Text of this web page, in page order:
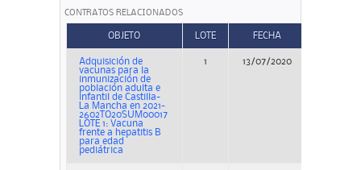
CONTRATOS RELACIONADOS
OBJETO LOTE FECHA
Adquisición de
vacunas para la
inmunización de
población adulta e
infantil de Castilla-
La Mancha en 2021-
2602TO20SUM00017
LOTE 1: Vacuna
frente a hepatitis B
para edad
pediátrica
1 13/07/2020